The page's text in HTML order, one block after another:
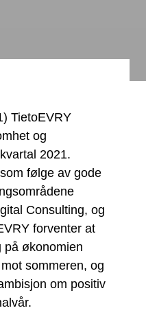
TietoEVRY
og
2021.
følge av gode
Consulting, og
forventer at
på økonomien
sommeren, og
om positiv